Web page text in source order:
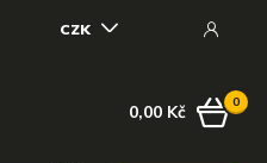
CZK
0
0,00 Kč